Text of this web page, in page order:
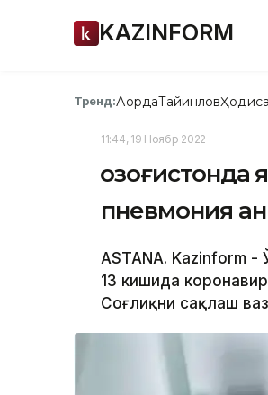
KAZINFORM
Тренд:АқордаТайинловҲодиса
11:44, 19 Ноябр 2022
пневмония
ASTANA. Kazinform -
13 кишида
Соғлиқни сақлаш